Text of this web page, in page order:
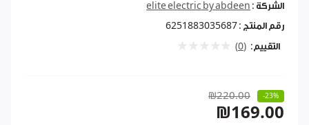
الشركة : elite electric by abdeen
رقم المنتج : 6251883035687
التقييم: (0)
₪220.00 -23%
₪169.00